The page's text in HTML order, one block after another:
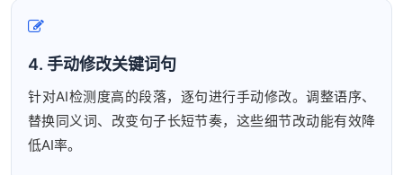
4. 手动修改关键词句
针对AI检测度高的段落，逐句进行手动修改。调整语序、
替换同义词、改变句子长短节奏，这些细节改动能有效降
低AI率。